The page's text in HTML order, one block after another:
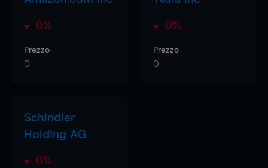
0%
Prezzo
0
0%
Prezzo
0
Schindler
Holding AG
0%